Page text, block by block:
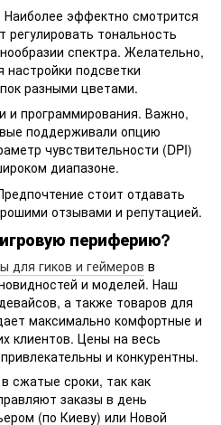
эффектно смотрится
регулировать тональность
спектра. Желательно,
подсветки
разными цветами.
и программирования. Важно,
поддерживали опцию
чувствительности (DPI)
диапазоне.
стоит отдавать
отзывами и репутацией.
периферию?
для гиков и геймеров‌ в
и моделей. Наш
а также товаров для
максимально комфортные и
клиентов. Цены на весь
и конкурентны.
сжатые сроки, так как
заказы в день
(по Киеву) или Новой